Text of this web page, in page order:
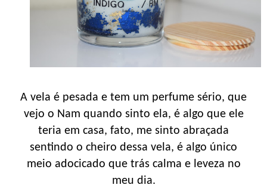
A vela é pesada e tem um perfume sério, que
vejo o Nam quando sinto ela, é algo que ele
teria em casa, fato, me sinto abraçada
sentindo o cheiro dessa vela, é algo único
meio adocicado que trás calma e leveza no
meu dia.